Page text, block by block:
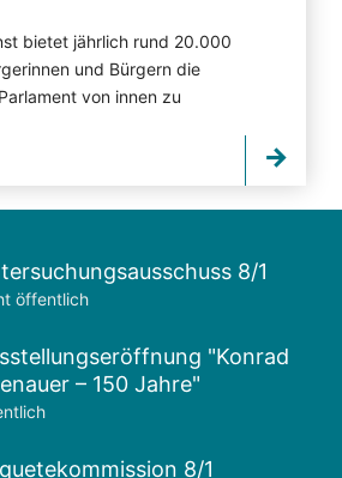
bietet jährlich rund 20.000
und Bürgern die
von innen zu
8/1
öffentlich
"Konrad
– 150 Jahre"
8/1